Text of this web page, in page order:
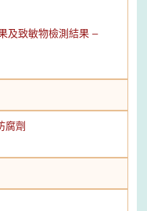
及致敏物檢測結果 –
腐劑